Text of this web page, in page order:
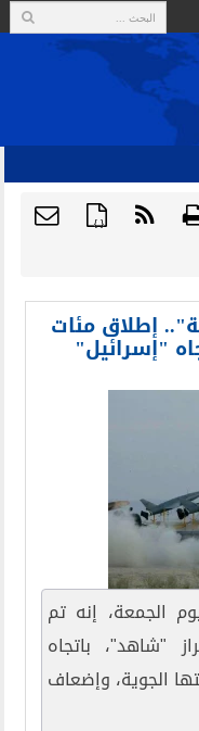
{ }
إطلاق مئات
"إسرائيل"
الجمعة، إنه تم
"شاهد"، باتجاه
الجوية، وإضعاف